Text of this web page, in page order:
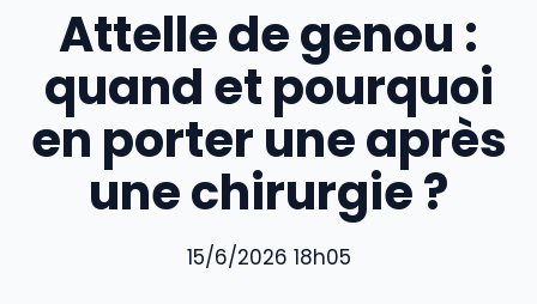
Attelle de genou :
quand et pourquoi
en porter une après
une chirurgie ?
15/6/2026 18h05